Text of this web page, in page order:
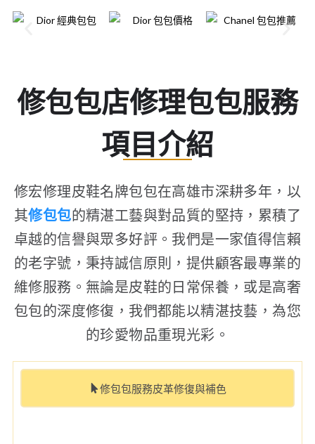
修包包店修理包包服務
項目介紹
修宏修理皮鞋名牌包包在高雄市深耕多年，以
其修包包的精湛工藝與對品質的堅持，累積了
卓越的信譽與眾多好評。我們是一家值得信賴
的老字號，秉持誠信原則，提供顧客最專業的
維修服務。無論是皮鞋的日常保養，或是高奢
包包的深度修復，我們都能以精湛技藝，為您
的珍愛物品重現光彩。
修包包服務皮革修復與補色